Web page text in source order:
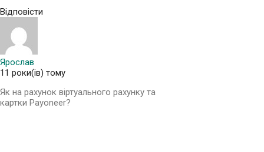
Відповісти
Ярослав
11 роки(ів) тому
Як на рахунок віртуального рахунку та
картки Payoneer?